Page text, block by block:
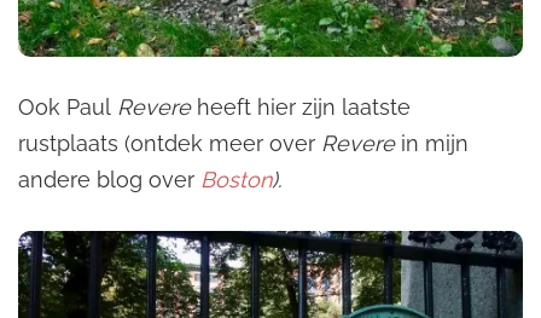
Ook Paul Revere heeft hier zijn laatste
rustplaats (ontdek meer over Reverein mijn
andere blog over Boston).